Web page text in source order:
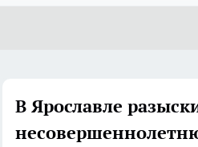
В Ярославле